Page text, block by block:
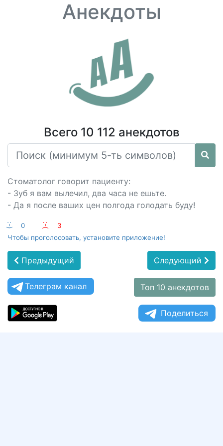
Анекдоты
Всего 10 112 анекдотов
Стоматолог говорит пациенту:
- Зуб я вам вылечил, два часа не ешьте.
- Да я после ваших цен полгода голодать буду!
:-) 0 :-(
3
Чтобы проголосовать, установите приложение!
Предыдущий Следующий
Телеграм канал Топ 10 анекдотов
Поделиться